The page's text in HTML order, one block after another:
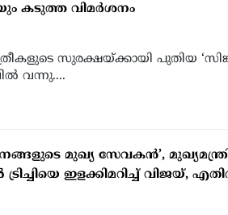
കടുത്ത വിമർശനം
സുരക്ഷയ്ക്കായി പുതിയ
വന്നു....
മുഖ്യ സേവകൻ’,
ഇളക്കിമറിച്ച് വിജയ്,